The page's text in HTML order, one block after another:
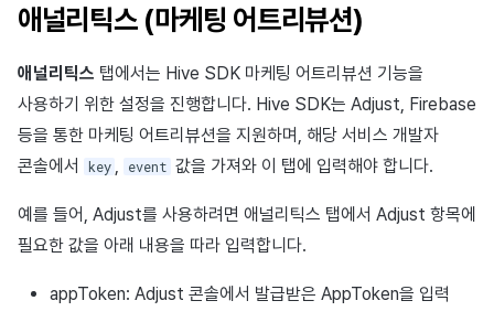
애널리틱스 (마케팅 어트리뷰션)
애널리틱스 탭에서는 Hive SDK 마케팅 어트리뷰션 기능을
사용하기 위한 설정을 진행합니다. Hive SDK는 Adjust, Firebase
등을 통한 마케팅 어트리뷰션을 지원하며, 해당 서비스 개발자
콘솔에서
key , event 값을 가져와 이 탭에 입력해야 합니다.
예를 들어, Adjust를 사용하려면 애널리틱스 탭에서 Adjust 항목에
필요한 값을 아래 내용을 따라 입력합니다.
appToken: Adjust 콘솔에서 발급받은 AppToken을 입력